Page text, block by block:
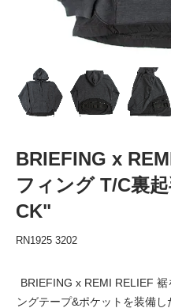
BRIEFING x
フィング T/C裏
CK"
RN1925 3202
BRIEFING x REMI RELIEF
ングテープ&ポケットを装備